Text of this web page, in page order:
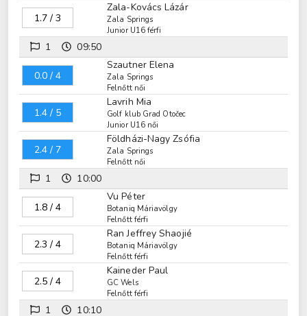
1.7 / 3
Zala-Kovács Lázár
Zala Springs
Junior U16 férfi
1 09:50
0.0 / 4
Szautner Elena
Zala Springs
Felnőtt női
1.4 / 5
Lavrih Mia
Golf klub Grad Otočec
Junior U16 női
2.4 / 7
Földházi-Nagy Zsófia
Zala Springs
Felnőtt női
1 10:00
1.8 / 4
Vu Péter
Botaniq Máriavölgy
Felnőtt férfi
2.3 / 4
Ran Jeffrey Shaojié
Botaniq Máriavölgy
Felnőtt férfi
2.5 / 4
Kaineder Paul
GC Wels
Felnőtt férfi
1 10:10